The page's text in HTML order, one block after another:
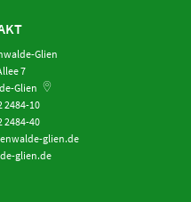
Glien
7
Glien
2484-10
2484-40
glien.de
glien.de